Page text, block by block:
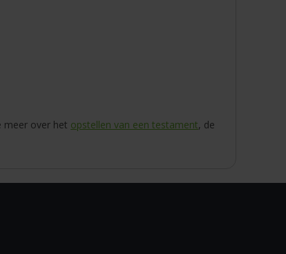
meer over het opstellen van een testament, de